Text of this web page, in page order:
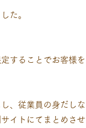
た。
することでお客様を
、従業員の身だしな
イトにてまとめさせ